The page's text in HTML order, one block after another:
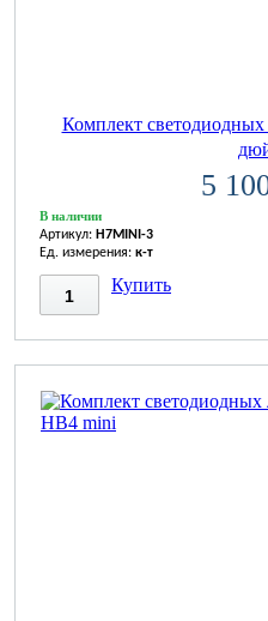
Комплект
5
В наличии
Артикул: H7MINI-3
Ед. измерения: к-т
Купить